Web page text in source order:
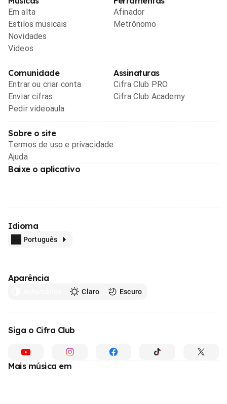
Em alta
Estilos musicais
Novidades
Videos
Afinador
Metrônomo
Comunidade
Entrar ou criar conta
Enviar cifras
Pedir videoaula
Assinaturas
Cifra Club PRO
Cifra Club Academy
Sobre o site
Termos de uso e privacidade
Ajuda
Baixe o aplicativo
Idioma
Português
Aparência
Claro Escuro
Siga o Cifra Club
Mais música em